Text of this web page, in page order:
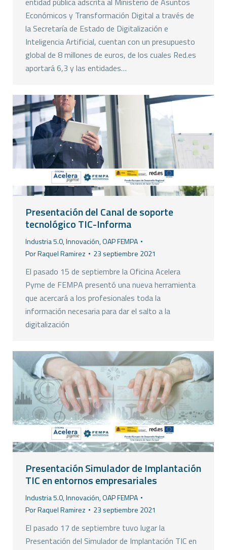
Económicos y Transformación Digital a través de
la Secretaría de Estado de Digitalización e
Inteligencia Artificial, cuentan con un presupuesto
global de 8 millones de euros, de los cuales Red.es
aportará 6,3 y las entidades…
Presentación del Canal de soporte
tecnológico TIC-Informa
Industria 5.0,Innovación,OAP FEMPA
PorRaquel Ramirez 23 septiembre 2021
El pasado 15 de septiembre la Oficina Acelera
Pyme de FEMPA presentó una nueva herramienta
que acercará a los profesionales toda la
información necesaria para dar el salto a la
digitalización
Presentación Simulador de Implantación
TIC en entornos empresariales
Industria 5.0,Innovación,OAP FEMPA
PorRaquel Ramirez 23 septiembre 2021
El pasado 17 de septiembre tuvo lugar la
Presentación del Simulador de Implantación TIC en